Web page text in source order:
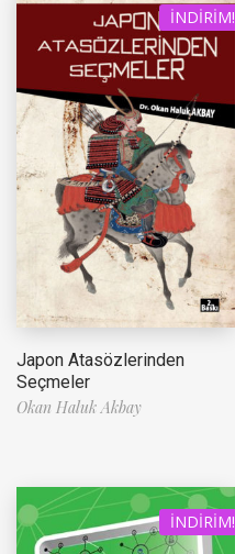
İNDIRIM!
Japon Atasözlerinden
Seçmeler
Okan Haluk Akbay
İNDIRIM!